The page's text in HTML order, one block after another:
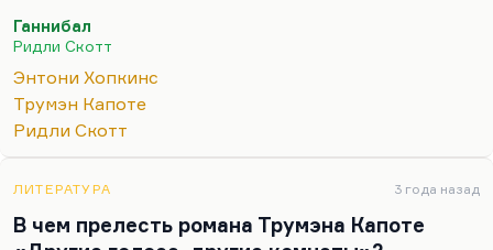
Он вырос с самосознанием изгоя, и это сделало
его большим писателем. Я думаю, ему
понравилось бы, что Ганнибал Лектер таким
образом зависит от него, слеплен с него. Да и
эстетизацией патологии, с его редчайшим
случаем полидактилии — с его красивыми 6-ю
пальцами. Ему бы это очень понравилось.
Ганнибал
Ридли Скотт
Энтони Хопкинс
Трумэн Капоте
Ридли Скотт
ЛИТЕРАТУРА 3 года назад
В чем прелесть романа Трумэна Капоте